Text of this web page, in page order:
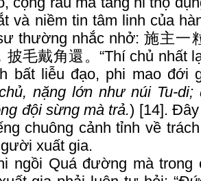
và niềm tin tâm linh của
thường nhắc nhở: 施主一
披毛戴角還。“Thí chủ nhất
bất liễu đạo, phi mao đới
, nặng lớn như núi Tu-di;
đội sừng mà trả.) [14].
chuông cảnh tỉnh về
xuất gia.
ngồi Quá đường mà